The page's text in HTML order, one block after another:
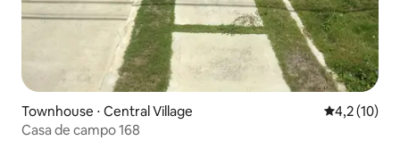
Townhouse ⋅ Central Village 4,2 de uma
4,2 (10)
Casa de campo 168